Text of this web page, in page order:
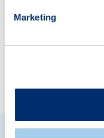
Marketing